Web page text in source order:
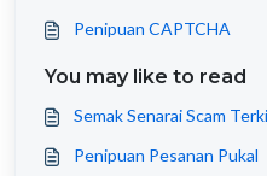
Penipuan CAPTCHA
You may like to read
Semak Senarai Scam
Penipuan Pesanan Pukal